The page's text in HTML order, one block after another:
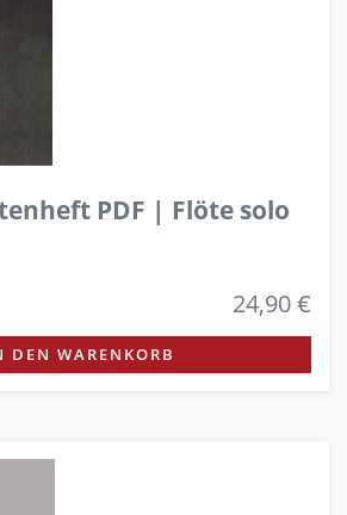
PDF | Flöte solo
24,90 €
DEN WARENKORB